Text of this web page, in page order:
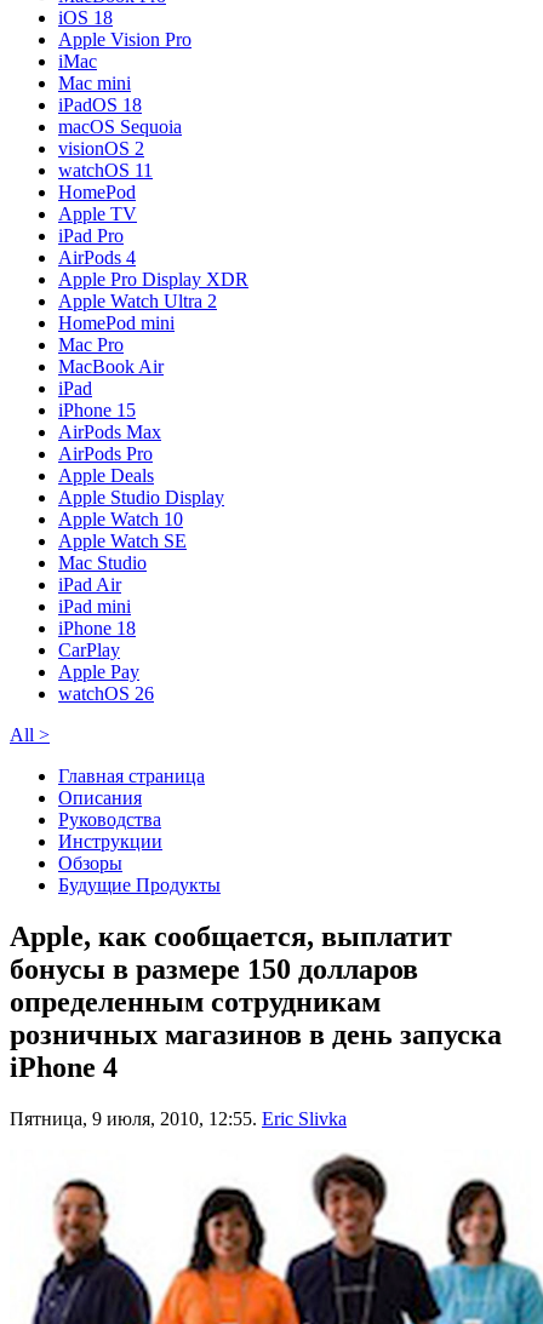
iOS 18
Apple Vision Pro
iMac
Mac mini
iPadOS 18
macOS Sequoia
visionOS 2
watchOS 11
HomePod
Apple TV
iPad Pro
AirPods 4
Apple Pro Display XDR
Apple Watch Ultra 2
HomePod mini
Mac Pro
MacBook Air
iPad
iPhone 15
AirPods Max
AirPods Pro
Apple Deals
Apple Studio Display
Apple Watch 10
Apple Watch SE
Mac Studio
iPad Air
iPad mini
iPhone 18
CarPlay
Apple Pay
watchOS 26
All >
Главная страница
Описания
Руководства
Инструкции
Обзоры
Будущие Продукты
Apple, как сообщается, выплатит
бонусы в размере 150 долларов
определенным сотрудникам
розничных магазинов в день запуска
iPhone 4
Пятница, 9 июля, 2010, 12:55. Eric Slivka